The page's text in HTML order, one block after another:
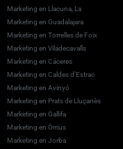
Marketing en Llacuna, La
Marketing en Guadalajara
Marketing en Torrelles de Foix
Marketing en Viladecavalls
Marketing en Cáceres
Marketing en Caldes d’Estrac
Marketing en Avinyó
Marketing en Prats de Lluçanès
Marketing en Gallifa
Marketing en Òrrius
Marketing en Jorba